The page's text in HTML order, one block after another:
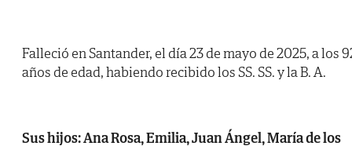
Falleció en Santander, el día 23 de mayo de 2025, a los
años de edad, habiendo recibido los SS. SS. y la B. A.
Sus hijos: Ana Rosa, Emilia, Juan Ángel, María de los